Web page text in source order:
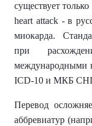
существует
heart attack - в
миокарда.
при
международными
ICD-10 и МКБ
Перевод
аббревиатур